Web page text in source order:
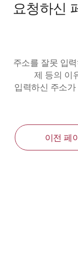
요청하신
주소를 잘못 입
제 등의 이
입력하신 주소
이전 페